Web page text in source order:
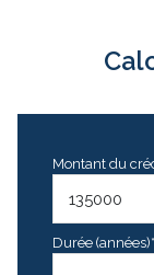
Montant du
Durée (années)*